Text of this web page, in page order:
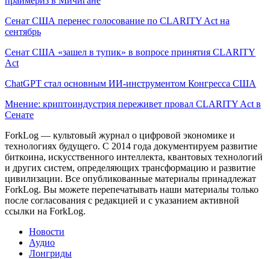
Сенат США перенес голосование по CLARITY Act на
сентябрь
Сенат США «зашел в тупик» в вопросе принятия CLARITY
Act
ChatGPT стал основным ИИ-инструментом Конгресса США
Мнение: криптоиндустрия переживет провал CLARITY Act в
Сенате
ForkLog — культовый журнал о цифровой экономике и
технологиях будущего. С 2014 года документируем развитие
биткоина, искусственного интеллекта, квантовых технологий
и других систем, определяющих трансформацию и развитие
цивилизации. Все опубликованные материалы принадлежат
ForkLog. Вы можете перепечатывать наши материалы только
после согласования с редакцией и с указанием активной
ссылки на ForkLog.
Новости
Аудио
Лонгриды